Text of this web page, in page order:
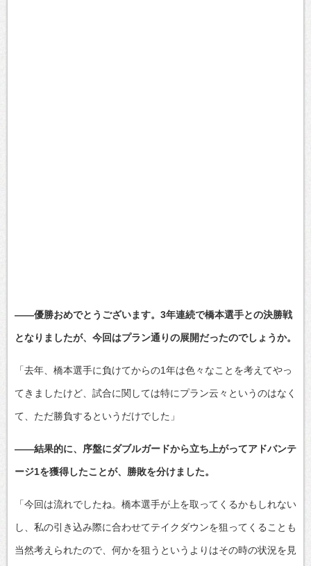
――優勝おめでとうございます。3年連続で橋本選手との決勝戦
となりましたが、今回はプラン通りの展開だったのでしょうか。
「去年、橋本選手に負けてからの1年は色々なことを考えてやっ
てきましたけど、試合に関しては特にプラン云々というのはなく
て、ただ勝負するというだけでした」
――結果的に、序盤にダブルガードから立ち上がってアドバンテ
ージ1を獲得したことが、勝敗を分けました。
「今回は流れでしたね。橋本選手が上を取ってくるかもしれない
し、私の引き込み際に合わせてテイクダウンを狙ってくることも
当然考えられたので、何かを狙うというよりはその時の状況を見